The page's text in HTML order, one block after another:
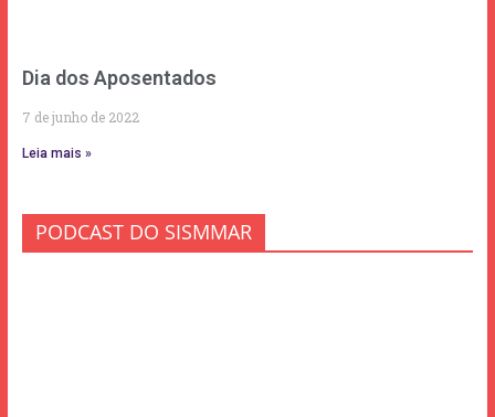
Dia dos Aposentados
7 de junho de 2022
Leia mais »
PODCAST DO SISMMAR